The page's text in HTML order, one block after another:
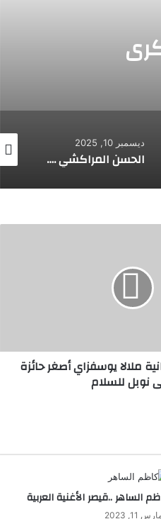
10, 2025
الحسن المراكشي .. أعظم من صنف علم المثلثات أبو علي الحسن
ملالا يوسفزاي أصغر حائزة
نوبل للسلام
الساهر ..قيصر الأغنية العربية
11, 2023